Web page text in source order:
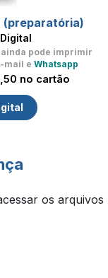
(preparatória)
ainda pode imprimir
mail e Whatsapp
no cartão
os arquivos